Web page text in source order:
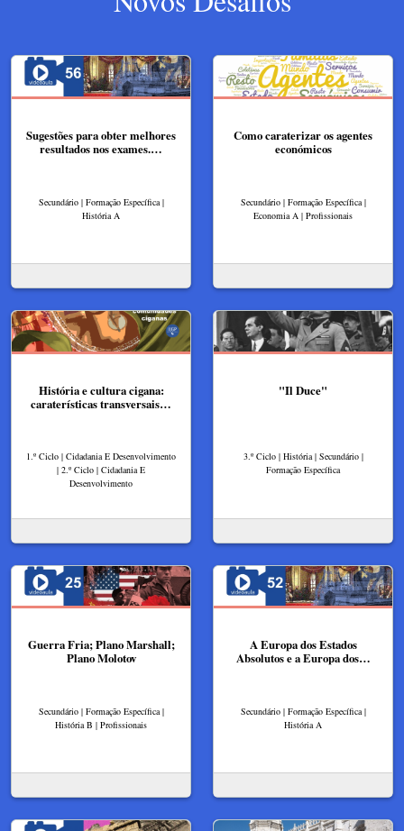
Sugestões para obter melhores
resultados nos exames.…
Secundário | Formação Específica |
História A
Como caraterizar os agentes
económicos
Secundário | Formação Específica |
Economia A | Profissionais
História e cultura cigana:
caraterísticas transversais…
1.º Ciclo | Cidadania E Desenvolvimento
| 2.º Ciclo | Cidadania E
Desenvolvimento
"Il Duce"
3.º Ciclo | História | Secundário |
Formação Específica
Guerra Fria; Plano Marshall;
Plano Molotov
Secundário | Formação Específica |
História B | Profissionais
A Europa dos Estados
Absolutos e a Europa dos…
Secundário | Formação Específica |
História A